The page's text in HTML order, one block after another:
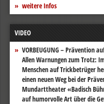
weitere Infos
VIDEO
VORBEUGUNG – Prävention
Allen Warnungen zum Trotz:
Menschen auf Trickbetrüger
einen neuen Weg bei der
Mundarttheater «Badisch
auf humorvolle Art über die